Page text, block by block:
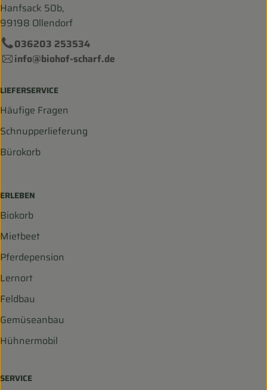
Hanfsack 50b,
99198 Ollendorf
036203 253534
info@biohof-scharf.de
LIEFERSERVICE
Häufige Fragen
Schnupperlieferung
Bürokorb
ERLEBEN
Biokorb
Mietbeet
Pferdepension
Lernort
Feldbau
Gemüseanbau
Hühnermobil
SERVICE